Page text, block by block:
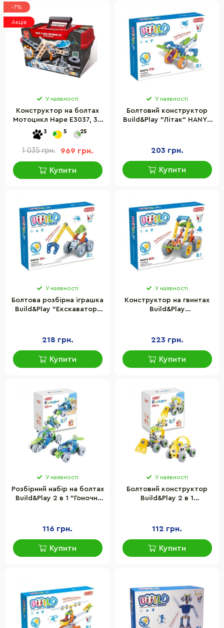
-7%
Акція
У наявності
Конструктор на болтах
Мотоцикл Hape E3037, 34
деталі
3 5 25
1 035 грн. 969 грн.
Купити
У наявності
Болтовий конструктор
Build&Play "Літак" HANYE
203 грн.
Купити
У наявності
Болтова розбірна іграшка
Build&Play "Екскаватор"
218 грн.
Купити
У наявності
Конструктор на гвинтах
Build&Play
223 грн.
Купити
У наявності
Розбірний набір на болтах
Build&Play 2 в 1 "Гоночні
116 грн.
Купити
У наявності
Болтовий конструктор
Build&Play 2 в 1
112 грн.
Купити